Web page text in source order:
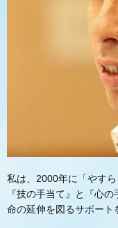
私は、2000年に「やす
『技の手当て』と『心
命の延伸を図るサポート